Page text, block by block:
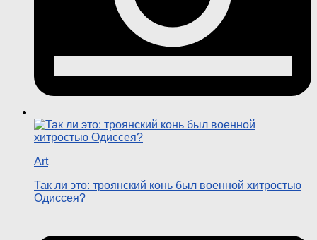
Art
Так ли это: троянский конь был военной хитростью
Одиссея?